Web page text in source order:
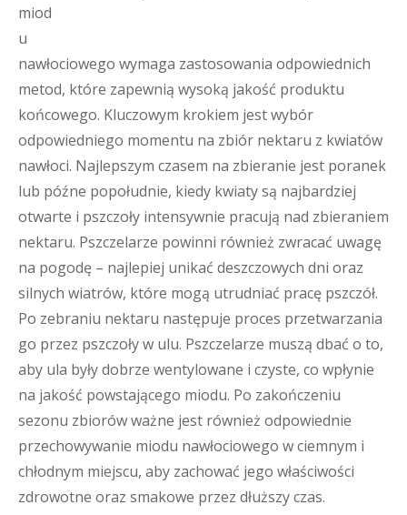
miod
u
nawłociowego wymaga zastosowania odpowiednich
metod, które zapewnią wysoką jakość produktu
końcowego. Kluczowym krokiem jest wybór
odpowiedniego momentu na zbiór nektaru z kwiatów
nawłoci. Najlepszym czasem na zbieranie jest poranek
lub późne popołudnie, kiedy kwiaty są najbardziej
otwarte i pszczoły intensywnie pracują nad zbieraniem
nektaru. Pszczelarze powinni również zwracać uwagę
na pogodę – najlepiej unikać deszczowych dni oraz
silnych wiatrów, które mogą utrudniać pracę pszczół.
Po zebraniu nektaru następuje proces przetwarzania
go przez pszczoły w ulu. Pszczelarze muszą dbać o to,
aby ula były dobrze wentylowane i czyste, co wpłynie
na jakość powstającego miodu. Po zakończeniu
sezonu zbiorów ważne jest również odpowiednie
przechowywanie miodu nawłociowego w ciemnym i
chłodnym miejscu, aby zachować jego właściwości
zdrowotne oraz smakowe przez dłuższy czas.